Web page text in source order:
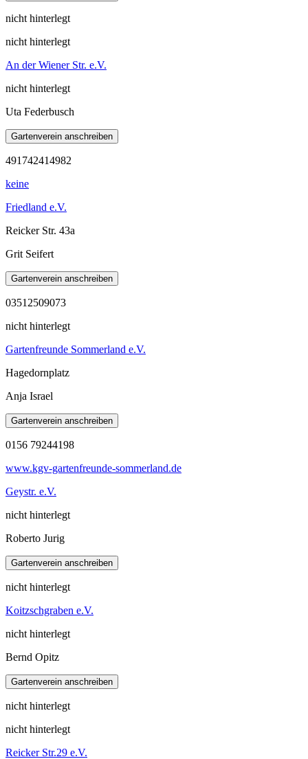
nicht hinterlegt
nicht hinterlegt
An der Wiener Str. e.V.
nicht hinterlegt
Uta Federbusch
491742414982
keine
Friedland e.V.
Reicker Str. 43a
Grit Seifert
03512509073
nicht hinterlegt
Gartenfreunde Sommerland e.V.
Hagedornplatz
Anja Israel
0156 79244198
www.kgv-gartenfreunde-sommerland.de
Geystr. e.V.
nicht hinterlegt
Roberto Jurig
nicht hinterlegt
Koitzschgraben e.V.
nicht hinterlegt
Bernd Opitz
nicht hinterlegt
nicht hinterlegt
Reicker Str.29 e.V.